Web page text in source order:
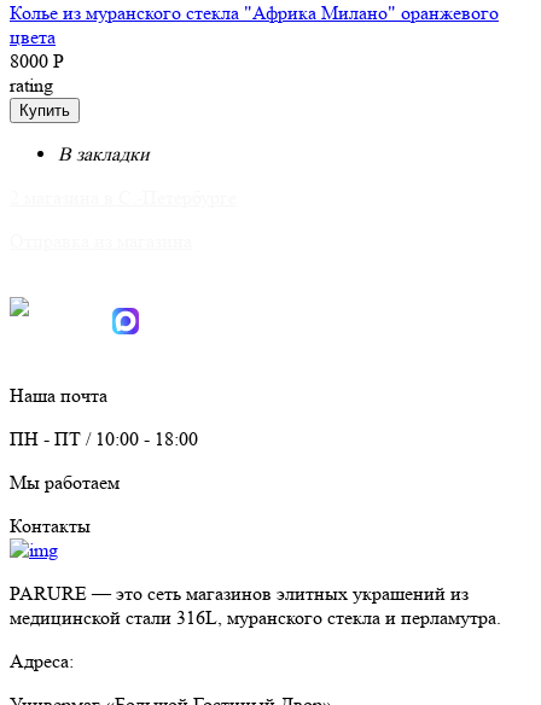
Колье из муранского стекла "Африка Милано" оранжевого
цвета
8000 Р
rating
Купить
В закладки
Наша почта
ПН - ПТ / 10:00 - 18:00
Мы работаем
Контакты
PARURE— это сеть магазинов элитных украшений из
медицинской стали 316L, муранского стекла и перламутра.
Адреса: